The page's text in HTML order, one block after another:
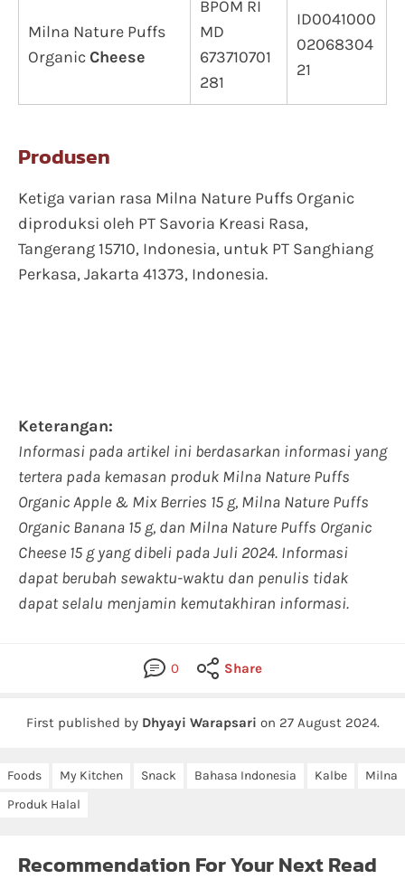
Milna Nature Puffs
Organic Cheese
BPOM RI
MD
673710701
281
ID0041000
02068304
21
Produsen
Ketiga varian rasa Milna Nature Puffs Organic
diproduksi oleh PT Savoria Kreasi Rasa,
Tangerang 15710, Indonesia, untuk PT Sanghiang
Perkasa, Jakarta 41373, Indonesia.
Keterangan:
Informasi pada artikel ini berdasarkan informasi yang
tertera pada kemasan produk Milna Nature Puffs
Organic Apple & Mix Berries 15 g, Milna Nature Puffs
Organic Banana 15 g, dan Milna Nature Puffs Organic
Cheese 15 g yang dibeli pada Juli 2024. Informasi
dapat berubah sewaktu-waktu dan penulis tidak
dapat selalu menjamin kemutakhiran informasi.
0 Share
First published by Dhyayi Warapsari on 27 August 2024.
Foods My Kitchen Snack Bahasa Indonesia Kalbe
Milna
Produk Halal
Recommendation For Your Next Read